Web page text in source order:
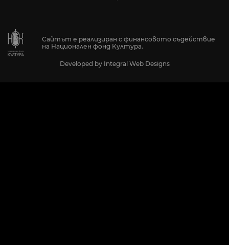
Сайтът е реализиран с финансовото съдействие
на Национален фонд Култура.
Developed by Integral Web Designs